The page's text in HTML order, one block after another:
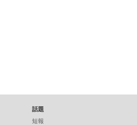
話題
短報